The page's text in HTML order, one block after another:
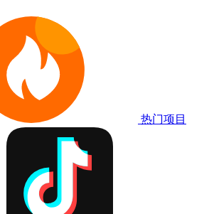
热门项目